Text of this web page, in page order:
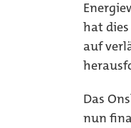
hat
auf
Das
nun